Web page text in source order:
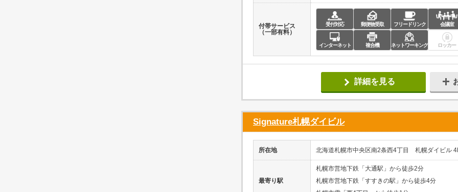
付帯サービス
（一部有料）
受付対応 郵便物受取 フリードリンク 会議室
インターネット 複合機 ネットワーキング ロッカー
詳細を見る
Signature札幌ダイビル
所在地 北海道札幌市中央区南2条西4丁目 札幌ダイビル
最寄り駅
札幌市営地下鉄「大通駅」から徒歩2分
札幌市営地下鉄「すすきの駅」から徒歩4分